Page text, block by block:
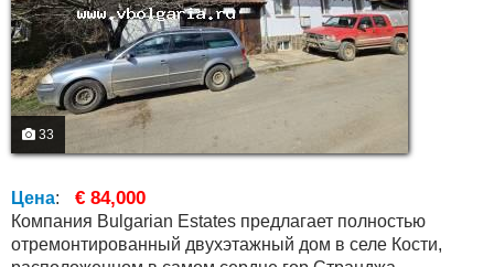
33
Цена: € 84,000
Компания Bulgarian Estates предлагает полностью
отремонтированный двухэтажный дом в селе Кости,